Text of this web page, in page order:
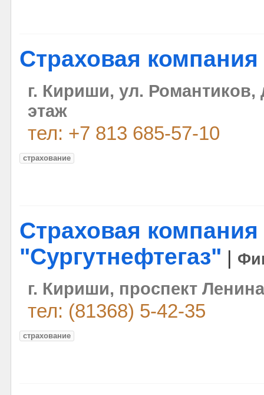
Страховая
г. Кириши, ул.
этаж
тел: +7 813 685-57-10
страхование
Страховая компания
"Сургутнефтегаз"
г. Кириши, проспект
тел: (81368) 5-42-35
страхование